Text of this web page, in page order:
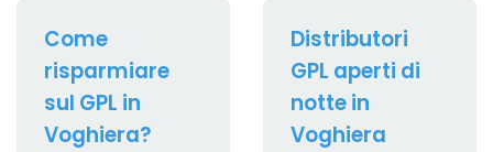
Come
risparmiare
sul GPL in
Voghiera?
Distributori
GPL aperti di
notte in
Voghiera